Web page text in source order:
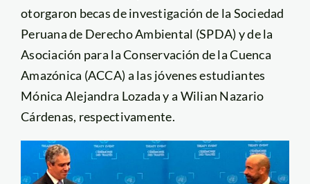
otorgaron becas de investigación de la Sociedad
Peruana de Derecho Ambiental (SPDA) y de la
Asociación para la Conservación de la Cuenca
Amazónica (ACCA) a las jóvenes estudiantes
Mónica Alejandra Lozada y a Wilian Nazario
Cárdenas, respectivamente.